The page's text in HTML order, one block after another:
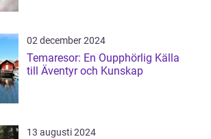
02 december 2024
Temaresor: En Oupphörlig Källa
till Äventyr och Kunskap
13 augusti 2024